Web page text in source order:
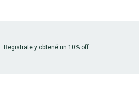
Registrate y obtené un 10% off